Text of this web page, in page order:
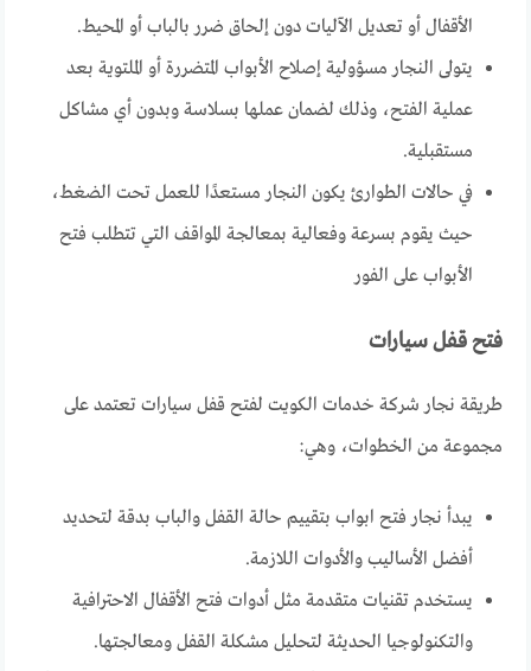
الأقفال أو تعديل الآليات دون إلحاق ضرر بالباب أو المحيط.
يتولى النجار مسؤولية إصلاح الأبواب المتضررة أو الملتوية بعد
عملية الفتح، وذلك لضمان عملها بسلاسة وبدون أي مشاكل
مستقبلية.
في حالات الطوارئ يكون النجار مستعدًا للعمل تحت الضغط،
حيث يقوم بسرعة وفعالية بمعالجة المواقف التي تتطلب فتح
الأبواب على الفور
فتح قفل سيارات
طريقة نجار شركة خدمات الكويت لفتح قفل سيارات تعتمد على
مجموعة من الخطوات، وهي:
يبدأ نجار فتح ابواب بتقييم حالة القفل والباب بدقة لتحديد
أفضل الأساليب والأدوات اللازمة.
يستخدم تقنيات متقدمة مثل أدوات فتح الأقفال الاحترافية
والتكنولوجيا الحديثة لتحليل مشكلة القفل ومعالجتها.